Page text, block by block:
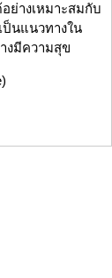
ย่างเหมาะสมกับ
ป็นแนวทางใน
งมีความสุข